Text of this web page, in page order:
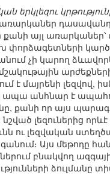
երկլեզու
առարկաներ
քանի այլ առարկաներ՝
փորձագետների
չի կարող
է մայրենի լեզվով,
ապա անհնար է
քանի որ այս
լեզուներից որևէ
ու լեզվական
Այս մեթոդը
բնակվող
ձուլմանը